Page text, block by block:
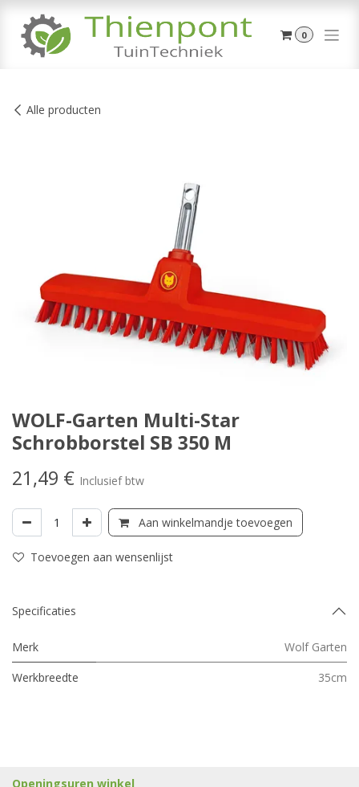
0
Alle producten
WOLF-Garten Multi-Star
Schrobborstel SB 350 M
21,49 € Inclusief btw
Aan winkelmandje toevoegen
Toevoegen aan wensenlijst
Specificaties
Merk
Wolf Garten
Werkbreedte
35cm
Openingsuren winkel